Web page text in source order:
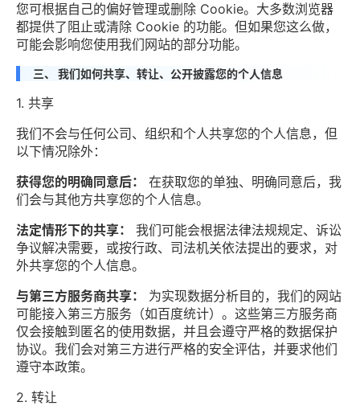
您可根据自己的偏好管理或删除 Cookie。大多数浏览器
都提供了阻止或清除 Cookie 的功能。但如果您这么做，
可能会影响您使用我们网站的部分功能。
三、 我们如何共享、转让、公开披露您的个人信息
1. 共享
我们不会与任何公司、组织和个人共享您的个人信息，但
以下情况除外：
获得您的明确同意后：
在获取您的单独、明确同意后，我
们会与其他方共享您的个人信息。
法定情形下的共享：
我们可能会根据法律法规规定、诉讼
争议解决需要，或按行政、司法机关依法提出的要求，对
外共享您的个人信息。
与第三方服务商共享：
为实现数据分析目的，我们的网站
可能接入第三方服务（如百度统计）。这些第三方服务商
仅会接触到匿名的使用数据，并且会遵守严格的数据保护
协议。我们会对第三方进行严格的安全评估，并要求他们
遵守本政策。
2. 转让